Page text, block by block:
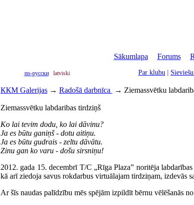
Sākumlapa
Forums|
по-русски latviski Par klubu
ККМ Galerijas → Radošā darbnīca → Ziemassvētku
Ziemassvētku labdaribas tirdziņš
Ko lai tevim dodu, ko lai dāvinu?
Ja es būtu ganiņš - dotu aitiņu.
Ja es būtu gudrais - zeltu dāvātu.
Zinu gan ko varu - došu sirsniņu!
2012. gada 15. decembrī T/C „Rīga Plaza” noritēja
kā arī ziedoja savus rokdarbus virtuālajam tirdziņam, izdevās
Ar šīs naudas palīdzību mēs spējām izpildīt bērnu vēlēšanās